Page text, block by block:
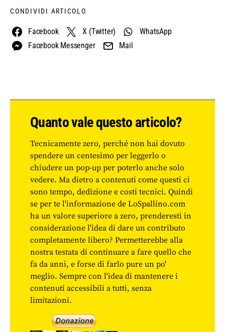
CONDIVIDI ARTICOLO
Facebook X (Twitter)
WhatsApp
Facebook Messenger
Mail
Quanto vale questo articolo?
Tecnicamente zero, perché non hai dovuto
spendere un centesimo per leggerlo o
chiudere un pop-up per poterlo anche solo
vedere. Ma dietro a contenuti come questi ci
sono tempo, dedizione e costi tecnici. Quindi
se per te l'informazione de LoSpallino.com
ha un valore superiore a zero, prenderesti in
considerazione l'idea di dare un contributo
completamente libero? Permetterebbe alla
nostra testata di continuare a fare quello che
fa da anni, e forse di farlo pure un po'
meglio. Sempre con l'idea di mantenere i
contenuti accessibili a tutti, senza
limitazioni.